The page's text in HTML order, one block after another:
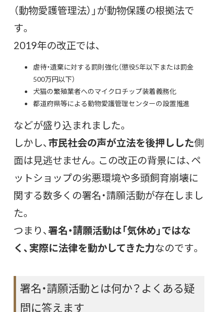
（動物愛護管理法）」が動物保護の根拠法で
す。
2019年の改正では、
虐待・遺棄に対する罰則強化（懲役5年以下または罰金
500万円以下）
犬猫の繁殖業者へのマイクロチップ装着義務化
都道府県等による動物愛護管理センターの設置推進
などが盛り込まれました。
しかし、市民社会の声が立法を後押しした側
面は見逃せません。この改正の背景には、ペ
ットショップの劣悪環境や多頭飼育崩壊に
関する数多くの署名・請願活動が存在しまし
た。
つまり、署名・請願活動は「気休め」ではな
く、実際に法律を動かしてきた力なのです。
署名・請願活動とは何か？よくある疑
問に答えます